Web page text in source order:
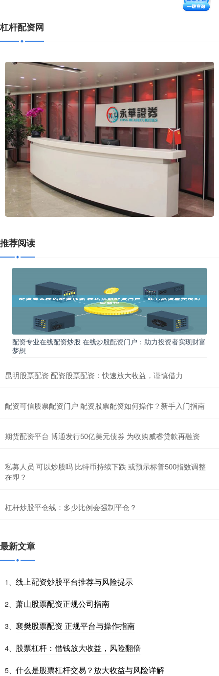
杠杆配资网
推荐阅读
配资专业在线配资炒股 在线炒股配资门户：助力投资者实现财富
梦想
昆明股票配资 配资股票配资：快速放大收益，谨慎借力
配资可信股票配资门户 配资股票配资如何操作？新手入门指南
期货配资平台 博通发行50亿美元债券 为收购威睿贷款再融资
私募人员 可以炒股吗 比特币持续下跌 或预示标普500指数调整
在即？
杠杆炒股平仓线：多少比例会强制平仓？
最新文章
1、 线上配资炒股平台推荐与风险提示
2、 萧山股票配资正规公司指南
3、 襄樊股票配资 正规平台与操作指南
4、 股票杠杆：借钱放大收益，风险翻倍
5、 什么是股票杠杆交易？放大收益与风险详解